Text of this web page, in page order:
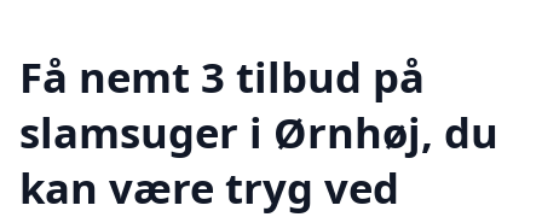
Få nemt 3 tilbud på
slamsuger i Ørnhøj, du
kan være tryg ved